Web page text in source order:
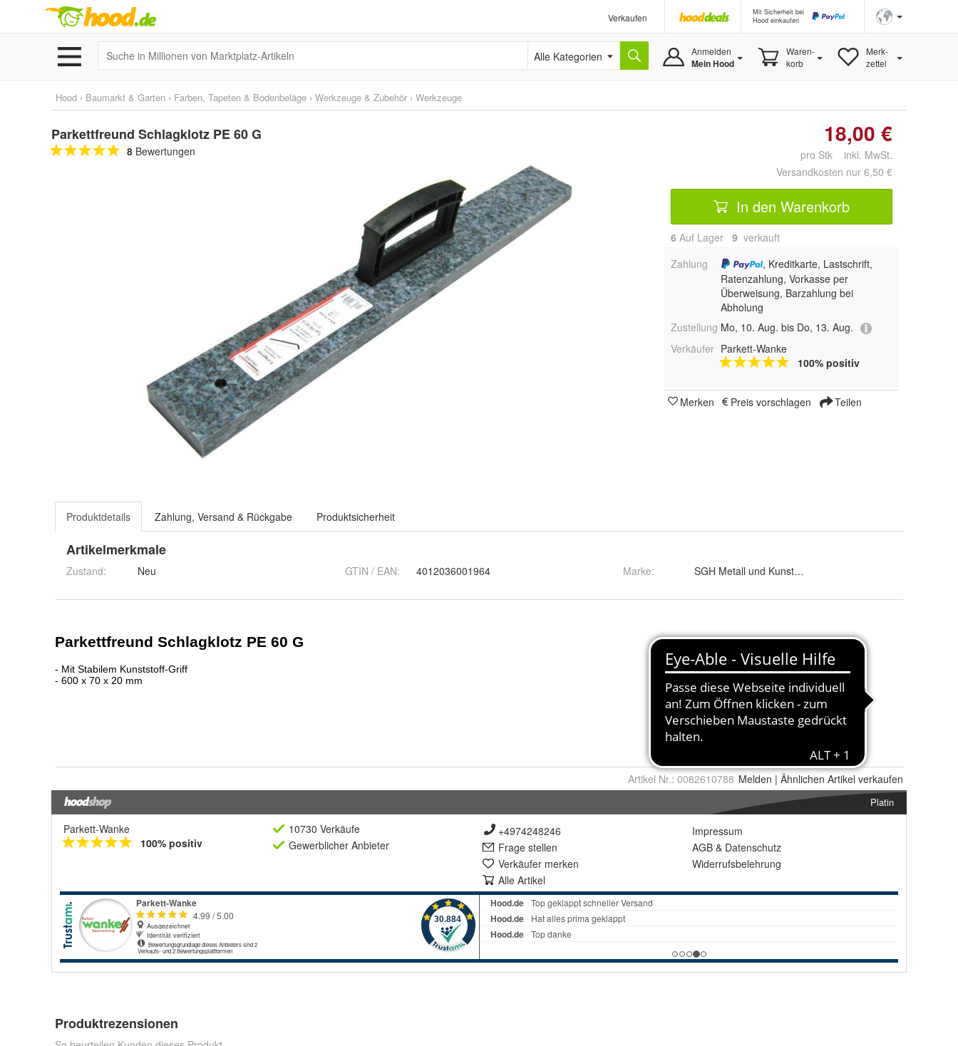
Verkaufen
Mit Sicherheit bei
Hood einkaufen
Alle Kategorien Anmelden
Mein Hood
Waren-
korb
Merk-
zettel
Hood › Baumarkt & Garten › Farben, Tapeten & Bodenbeläge › Werkzeuge & Zubehör › Werkzeuge
Parkettfreund Schlagklotz PE 60 G
8 Bewertungen
18,00 €
pro Stk inkl. MwSt.
Versandkosten nur 6,50 €
In den Warenkorb
6 Auf Lager 9 verkauft
Zahlung
, Kreditkarte, Lastschrift,
Ratenzahlung, Vorkasse per
Überweisung, Barzahlung bei
Abholung
Zustellung Mo, 10. Aug. bis Do, 13. Aug.
Verkäufer Parkett-Wanke
100% positiv
Merken Preis vorschlagen Teilen
Produktdetails Zahlung, Versand & Rückgabe Produktsicherheit
Artikelmerkmale
Zustand: Neu GTIN / EAN: 4012036001964 Marke: SGH Metall und Kunststoff-Technologie GmbH
Artikel Nr.: 0082610788 Melden | Ähnlichen Artikel verkaufen
Platin
Parkett-Wanke
100% positiv
10730 Verkäufe
Gewerblicher Anbieter
+4974248246
Frage stellen
Verkäufer merken
Alle Artikel
Impressum
AGB & Datenschutz
Widerrufsbelehrung
Produktrezensionen